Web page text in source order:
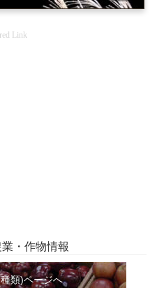
Link
・作物情報
類)ページへ